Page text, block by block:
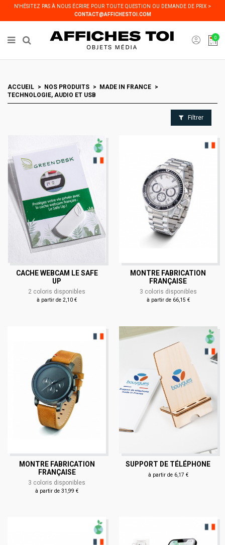
N'HÉSITEZ PAS À NOUS ÉCRIRE POUR TOUTE QUESTION OU DEMANDE DE PRIX >
CONTACT@AFFICHESTOI.COM
0
ACCUEIL NOS PRODUITS
MADE IN FRANCE
TECHNOLOGIE, AUDIO ET USB
Filtrer
CACHE WEBCAM LE SAFE
UP
2 coloris disponibles
à partir de 2,10 €
MONTRE FABRICATION
FRANÇAISE
3 coloris disponibles
à partir de 66,15 €
MONTRE FABRICATION
FRANÇAISE
3 coloris disponibles
à partir de 31,99 €
SUPPORT DE TÉLÉPHONE
à partir de 6,17 €
Panneau de gestion des cookies